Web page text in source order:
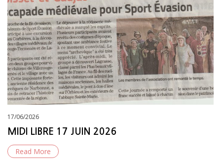
Posted
on
17/06/2026
MIDI LIBRE 17 JUIN 2026
Read More